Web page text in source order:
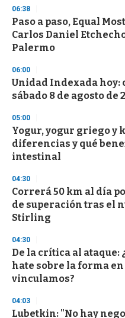
s
e
c
o
n
06:38
Paso a paso, Equal
Carlos Daniel
Palermo
06:00
Unidad Indexada hoy:
sábado 8 de agosto de
05:00
Yogur, yogur griego y
diferencias y qué
intestinal
04:30
Correrá 50 km al día
de superación tras el
Stirling
04:30
De la crítica al ataque:
hate sobre la forma en
vinculamos?
04:03
Lubetkin: "No hay